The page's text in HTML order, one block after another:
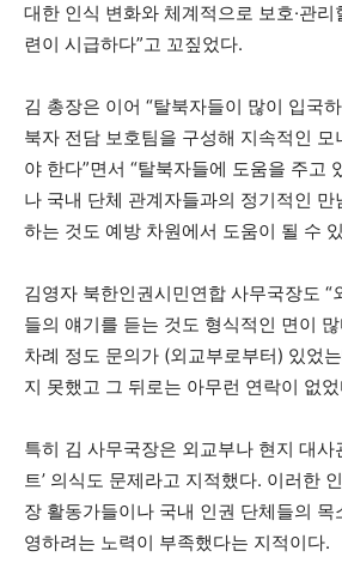
대한 인식 변화와 체계적으로 보호·관
련이 시급하다”고 꼬짚었다.
김 총장은 이어 “탈북자들이 많이 입국
북자 전담 보호팀을 구성해 지속적인 모
야 한다”면서 “탈북자들에 도움을 주고
나 국내 단체 관계자들과의 정기적인 만
하는 것도 예방 차원에서 도움이 될 수
김영자 북한인권시민연합 사무국장도 “
들의 얘기를 듣는 것도 형식적인 면이
차례 정도 문의가 (외교부로부터) 있었
지 못했고 그 뒤로는 아무런 연락이 없
특히 김 사무국장은 외교부나 현지 대사
트’ 의식도 문제라고 지적했다. 이러한
장 활동가들이나 국내 인권 단체들의
영하려는 노력이 부족했다는 지적이다.